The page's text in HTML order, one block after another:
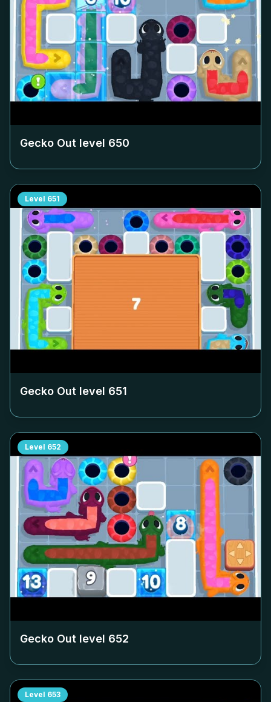
Gecko Out level 650
Level 651
Gecko Out level 651
Level 652
Gecko Out level 652
Level 653